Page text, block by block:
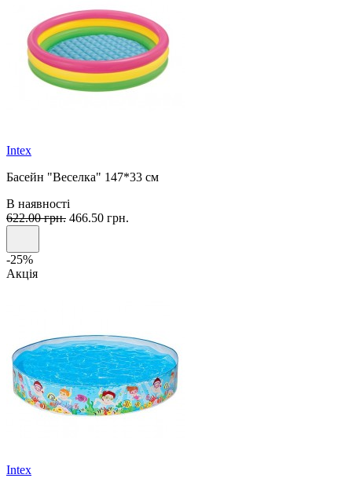
Intex
Басейн "Веселка" 147*33 см
В наявності
622.00 грн. 466.50 грн.
-25%
Акція
Intex